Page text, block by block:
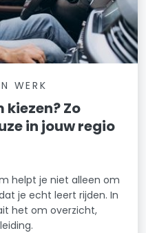
WERK
Zo
in jouw regio
helpt je niet alleen om
je echt leert rijden. In
het om overzicht,